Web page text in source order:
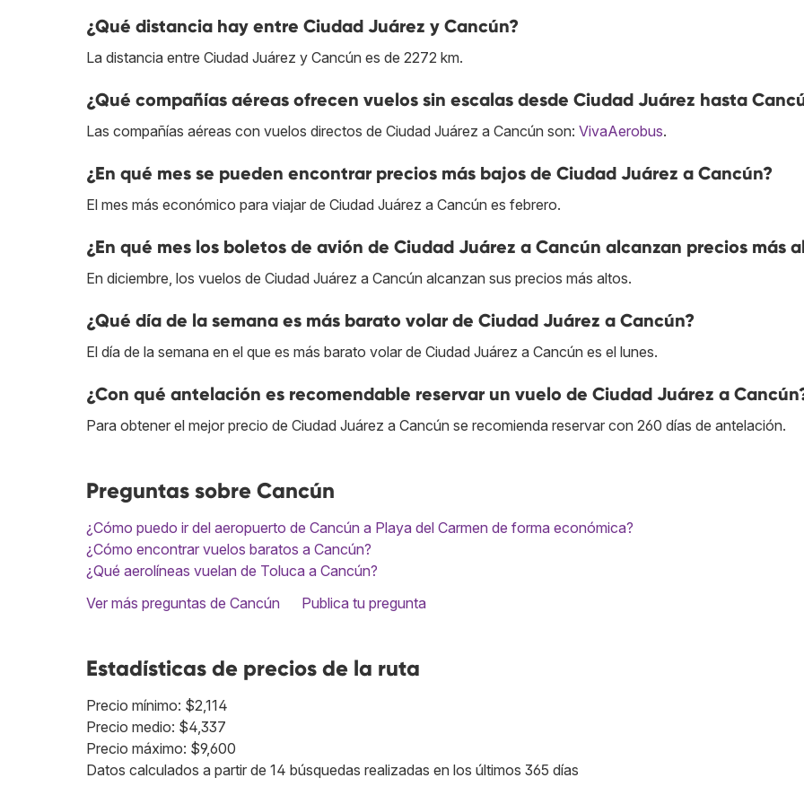
¿Qué distancia hay entre Ciudad Juárez y Cancún?
La distancia entre Ciudad Juárez y Cancún es de 2272 km.
¿Qué compañías aéreas ofrecen vuelos sin escalas desde Ciudad Juárez hasta
Las compañías aéreas con vuelos directos de Ciudad Juárez a Cancún son: VivaAerobus.
¿En qué mes se pueden encontrar precios más bajos de Ciudad Juárez a Cancún?
El mes más económico para viajar de Ciudad Juárez a Cancún es febrero.
¿En qué mes los boletos de avión de Ciudad Juárez a Cancún alcanzan precios más
En diciembre, los vuelos de Ciudad Juárez a Cancún alcanzan sus precios más altos.
¿Qué día de la semana es más barato volar de Ciudad Juárez a Cancún?
El día de la semana en el que es más barato volar de Ciudad Juárez a Cancún es el lunes.
¿Con qué antelación es recomendable reservar un vuelo de Ciudad Juárez a
Para obtener el mejor precio de Ciudad Juárez a Cancún se recomienda reservar con 260 días de antelación.
Preguntas sobre Cancún
¿Cómo puedo ir del aeropuerto de Cancún a Playa del Carmen de forma económica?
¿Cómo encontrar vuelos baratos a Cancún?
¿Qué aerolíneas vuelan de Toluca a Cancún?
Ver más preguntas de Cancún
Publica tu pregunta
Estadísticas de precios de la ruta
Precio mínimo: $2,114
Precio medio: $4,337
Precio máximo: $9,600
Datos calculados a partir de 14 búsquedas realizadas en los últimos 365 días